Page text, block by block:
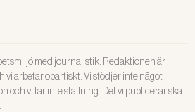
med journalistik. Redaktionen är
vi arbetar opartiskt. Vi stödjer inte något
och vi tar inte ställning. Det vi publicerar ska